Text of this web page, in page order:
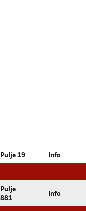
Pulje 19 Info
Pulje
881
Info